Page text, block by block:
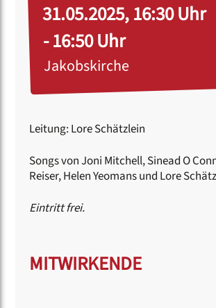
31.05.2025, 16:30 Uhr
- 16:50 Uhr
Jakobskirche
Leitung: Lore Schätzlein
Songs von Joni Mitchell, Sinead O
Reiser, Helen Yeomans und Lore
Eintritt frei.
MITWIRKENDE